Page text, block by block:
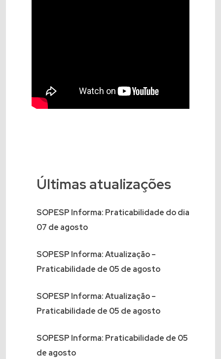
Últimas atualizações
SOPESP Informa: Praticabilidade do dia
07 de agosto
SOPESP Informa: Atualização –
Praticabilidade de 05 de agosto
SOPESP Informa: Atualização –
Praticabilidade de 05 de agosto
SOPESP Informa: Praticabilidade de 05
de agosto